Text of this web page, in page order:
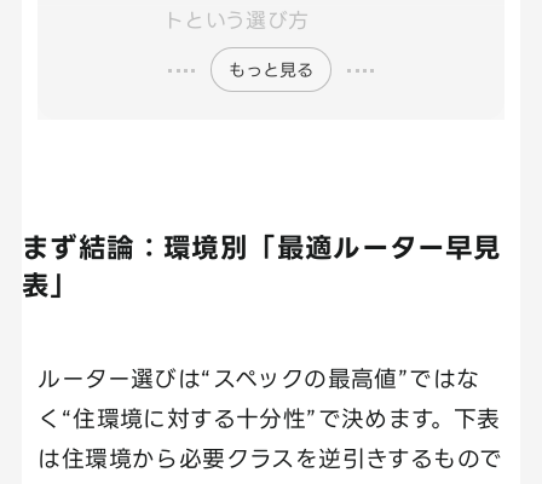
トという選び方
もっと見る
まず結論：環境別「最適ルーター早見
表」
ルーター選びは“スペックの最高値”ではな
く“住環境に対する十分性”で決めます。下表
は住環境から必要クラスを逆引きするもので